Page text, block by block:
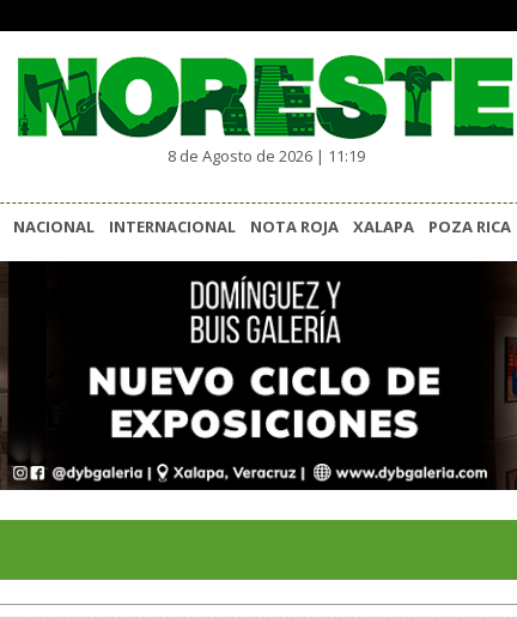
8 de Agosto de 2026 | 11:19
NACIONAL INTERNACIONAL NOTA ROJA XALAPA POZA RICA